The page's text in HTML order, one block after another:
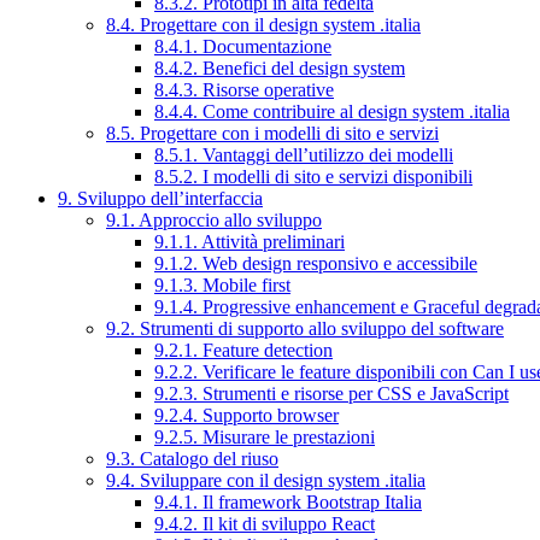
8.4. Progettare con il design system .italia
8.4.1. Documentazione
8.4.2. Benefici del design system
8.4.3. Risorse operative
8.4.4. Come contribuire al design system .italia
8.5. Progettare con i modelli di sito e servizi
8.5.1. Vantaggi dell’utilizzo dei modelli
8.5.2. I modelli di sito e servizi disponibili
9. Sviluppo dell’interfaccia
9.1. Approccio allo sviluppo
9.1.1. Attività preliminari
9.1.2. Web design responsivo e accessibile
9.1.3. Mobile first
9.1.4. Progressive enhancement e Graceful
9.2. Strumenti di supporto allo sviluppo del software
9.2.1. Feature detection
9.2.2. Verificare le feature disponibili con Can I
9.2.3. Strumenti e risorse per CSS e JavaScript
9.2.4. Supporto browser
9.2.5. Misurare le prestazioni
9.3. Catalogo del riuso
9.4. Sviluppare con il design system .italia
9.4.1. Il framework Bootstrap Italia
9.4.2. Il kit di sviluppo React